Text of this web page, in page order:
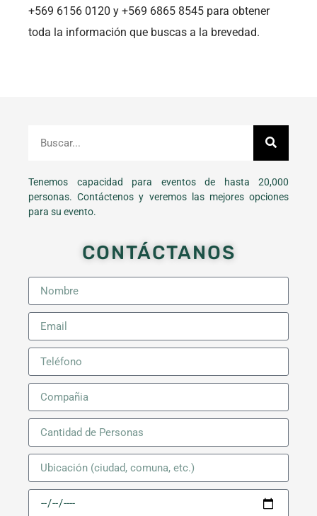
+569 6156 0120 y +569 6865 8545 para obtener
toda la información que buscas a la brevedad.
Tenemos capacidad para eventos de hasta 20,000
personas. Contáctenos y veremos las mejores opciones
para su evento.
CONTÁCTANOS